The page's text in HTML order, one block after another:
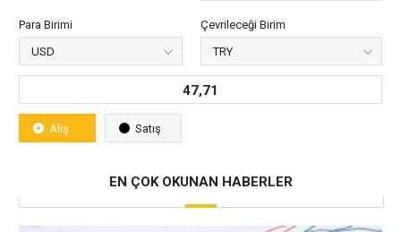
Para Birimi Çevrileceği Birim
47,71
Alış Satış
EN ÇOK OKUNAN HABERLER